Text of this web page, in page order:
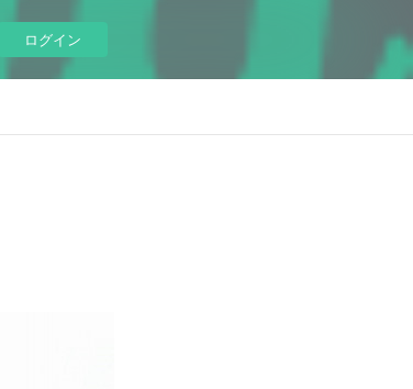
ログイン